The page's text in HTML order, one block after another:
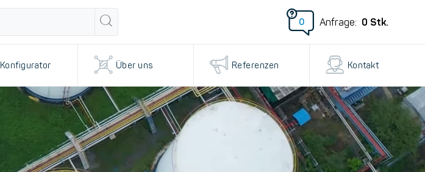
0 Anfrage: 0 Stk.
Konfigurator Über uns Referenzen Kontakt